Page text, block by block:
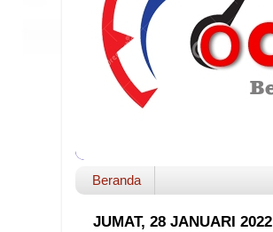
Beranda
JUMAT, 28 JANUARI 2022